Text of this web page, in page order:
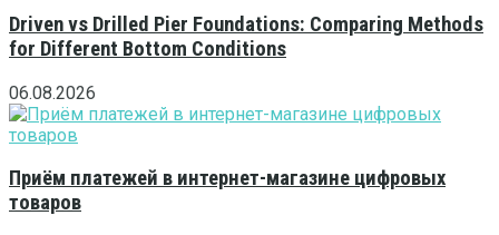
Driven vs Drilled Pier Foundations: Comparing Methods
for Different Bottom Conditions
06.08.2026
Приём платежей в интернет-магазине цифровых
товаров